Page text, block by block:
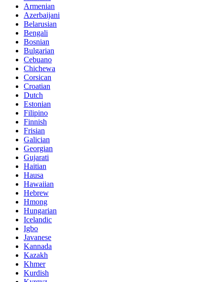
Armenian
Azerbaijani
Belarusian
Bengali
Bosnian
Bulgarian
Cebuano
Chichewa
Corsican
Croatian
Dutch
Estonian
Filipino
Finnish
Frisian
Galician
Georgian
Gujarati
Haitian
Hausa
Hawaiian
Hebrew
Hmong
Hungarian
Icelandic
Igbo
Javanese
Kannada
Kazakh
Khmer
Kurdish